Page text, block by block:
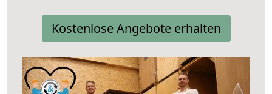
Kostenlose Angebote erhalten